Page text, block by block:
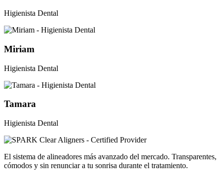
Higienista Dental
Miriam
Higienista Dental
Tamara
Higienista Dental
El sistema de alineadores más avanzado del mercado. Transparentes,
cómodos y sin renunciar a tu sonrisa durante el tratamiento.